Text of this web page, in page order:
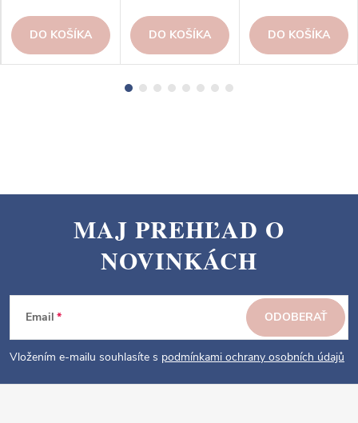
DO KOŠÍKA DO KOŠÍKA DO KOŠÍKA
p
e
MAJ PREHĽAD O
NOVINKÁCH
Email
Vložením e-mailu souhlasíte s podmínkami ochrany osobních údajů
ODOBERAŤ